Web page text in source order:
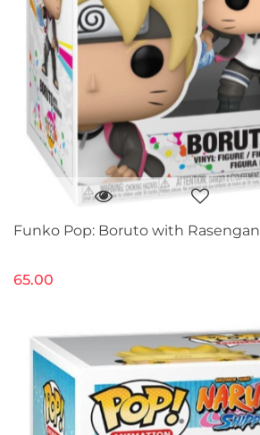
Funko Pop: Boruto with Rasengan
65.00